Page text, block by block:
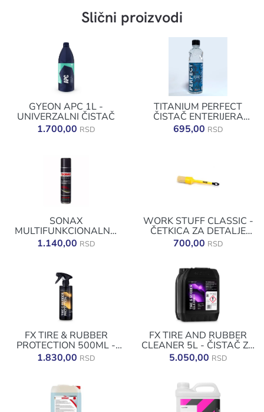
Slični proizvodi
GYEON APC 1L -
UNIVERZALNI ČISTAČ
1.700,00 RSD
TITANIUM PERFECT
ČISTAČ ENTERIJERA
500ML
695,00 RSD
SONAX
MULTIFUNKCIONALNA
PENA 400ML
1.140,00 RSD
WORK STUFF CLASSIC -
ČETKICA ZA DETALJE
24MM
700,00 RSD
FX TIRE & RUBBER
PROTECTION 500ML -
SJAJ ZA GUME
1.830,00 RSD
FX TIRE AND RUBBER
CLEANER 5L - ČISTAČ ZA
GUME
5.050,00 RSD